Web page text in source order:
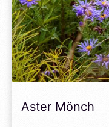
Aster Mönch